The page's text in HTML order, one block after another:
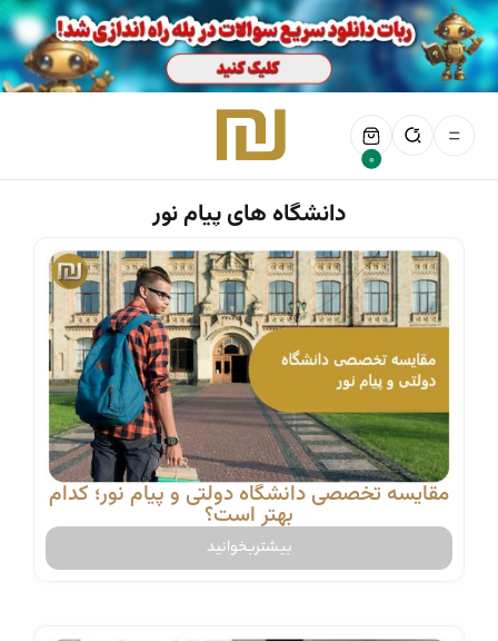
0
دانشگاه های پیام نور
مقایسه تخصصی دانشگاه دولتی و پیام نور؛ کدام
بهتر است؟
بیشتربخوانید